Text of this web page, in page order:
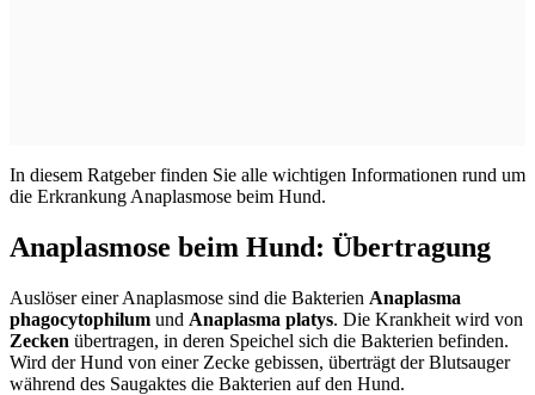
In diesem Ratgeber finden Sie alle wichtigen Informationen rund um
die Erkrankung Anaplasmose beim Hund.
Anaplasmose beim Hund: Übertragung
Auslöser einer Anaplasmose sind die Bakterien Anaplasma
phagocytophilum und Anaplasma platys. Die Krankheit wird von
Zecken übertragen, in deren Speichel sich die Bakterien befinden.
Wird der Hund von einer Zecke gebissen, überträgt der Blutsauger
während des Saugaktes die Bakterien auf den Hund.